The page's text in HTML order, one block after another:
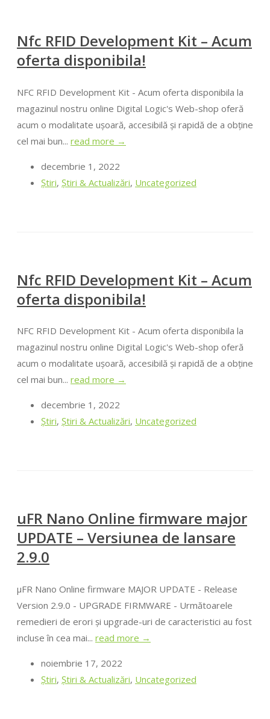
Nfc RFID Development Kit – Acum
oferta disponibila!
NFC RFID Development Kit - Acum oferta disponibila la
magazinul nostru online Digital Logic's Web-shop oferă
acum o modalitate ușoară, accesibilă și rapidă de a obține
cel mai bun... read more →
decembrie 1, 2022
Ştiri, Știri & Actualizări, Uncategorized
Nfc RFID Development Kit – Acum
oferta disponibila!
NFC RFID Development Kit - Acum oferta disponibila la
magazinul nostru online Digital Logic's Web-shop oferă
acum o modalitate ușoară, accesibilă și rapidă de a obține
cel mai bun... read more →
decembrie 1, 2022
Ştiri, Știri & Actualizări, Uncategorized
uFR Nano Online firmware major
UPDATE – Versiunea de lansare
2.9.0
μFR Nano Online firmware MAJOR UPDATE - Release
Version 2.9.0 - UPGRADE FIRMWARE - Următoarele
remedieri de erori și upgrade-uri de caracteristici au fost
incluse în cea mai... read more →
noiembrie 17, 2022
Ştiri, Știri & Actualizări, Uncategorized